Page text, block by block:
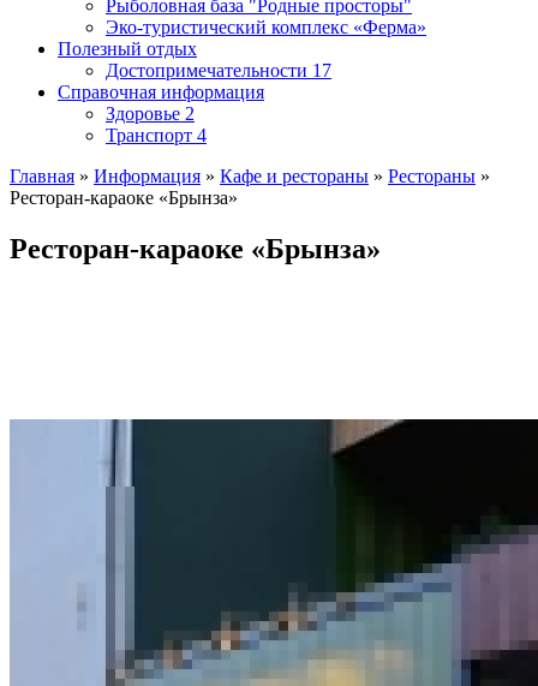
Рыболовная база "Родные просторы"
Эко-туристический комплекс «Ферма»
Полезный отдых
Достопримечательности 17
Справочная информация
Здоровье 2
Транспорт 4
Главная » Информация » Кафе и рестораны » Рестораны »
Ресторан-караоке «Брынза»
Ресторан-караоке «Брынза»